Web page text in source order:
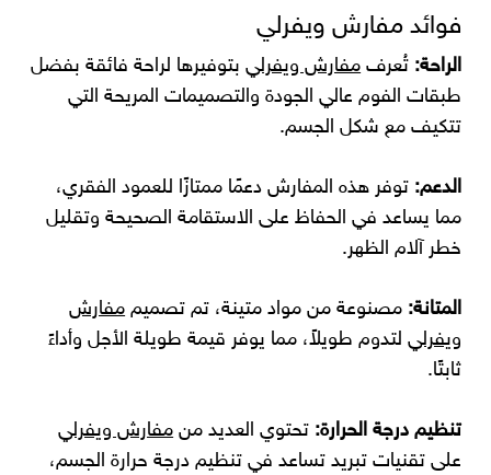
فوائد مفارش ويفرلي
الراحة: تُعرفمفارش ويفرليبتوفيرها لراحة فائقة بفضل
طبقات الفوم عالي الجودة والتصميمات المريحة التي
تتكيف مع شكل الجسم.
الدعم: توفر هذه المفارش دعمًا ممتازًا للعمود الفقري،
مما يساعد في الحفاظ على الاستقامة الصحيحة وتقليل
خطر آلام الظهر.
المتانة: مصنوعة من مواد متينة، تم تصميممفارش
ويفرليلتدوم طويلاً، مما يوفر قيمة طويلة الأجل وأداءً
ثابتًا.
تنظيم درجة الحرارة: تحتوي العديد منمفارش ويفرلي
على تقنيات تبريد تساعد في تنظيم درجة حرارة الجسم،